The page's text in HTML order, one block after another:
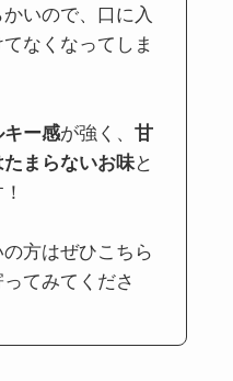
いので、口に入
なくなってしま
キー感が強く、 甘
まらないお味と
方はぜひこちら
てみてくださ